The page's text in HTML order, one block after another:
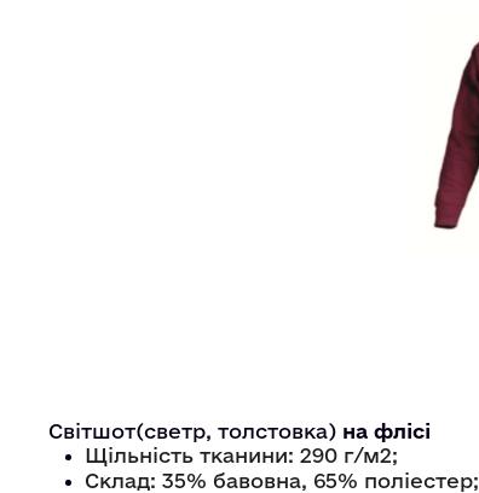
Світшот(светр, толстовка) на флісі
Щільність тканини: 290 г/м2;
Склад: 35% бавовна, 65% поліестер;